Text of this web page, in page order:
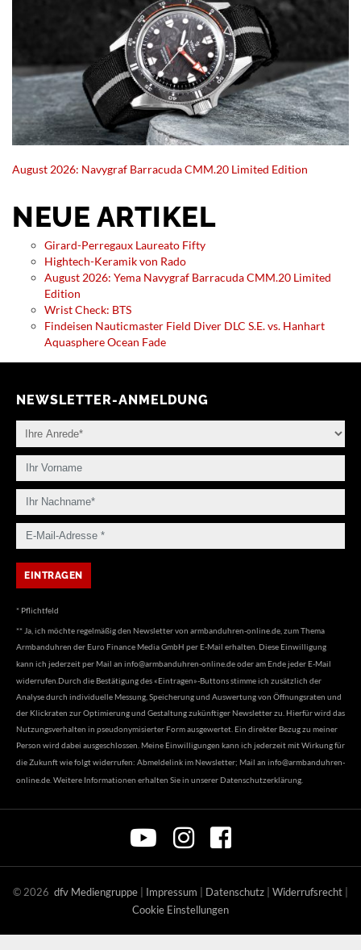
August 2026: Navygraf Barracuda CMM.20 Limited Edition
NEUE ARTIKEL
Girard-Perregaux Laureato Fifty
Hightech-Keramik von Rado
August 2026: Yema Navygraf Barracuda CMM.20 Limited
Edition
Wrist Check: BTS
Findeisen Nauticmaster Field Diver DLC S.E. vs. Hanhart
Aquasphere Ocean Fade
NEWSLETTER-ANMELDUNG
* Pflichtfeld
** Ja, ich möchte regelmäßig den Newsletter von armbanduhren-online.de, zum Thema
Armbanduhren der Euro Finance Media GmbH per E-Mail erhalten. Diese Einwilligung
kann ich jederzeit per Mail an info@armbanduhren-online.deoder am Ende jeder E-Mail
widerrufen.Durch die Bestätigung des «Eintragen»-Buttons stimme ich zusätzlich der
Analyse durch individuelle Messung, Speicherung und Auswertung von Öffnungsraten und
der Klickraten zur Optimierung und Gestaltung zukünftiger Newsletter zu. Hierfür wird das
Nutzungsverhalten in pseudonymisierter Form ausgewertet. Ein direkter Bezug zu meiner
Person wird dabei ausgeschlossen. Meine Einwilligungen kann ich jederzeit mit Wirkung für
die Zukunft wie folgt widerrufen: Abmeldelink im Newsletter; Mail an info@armbanduhren-
online.de . Weitere Informationen erhalten Sie in unserer Datenschutzerklärung
© 2026 dfv Mediengruppe Impressum Datenschutz Widerrufsrecht
Cookie Einstellungen